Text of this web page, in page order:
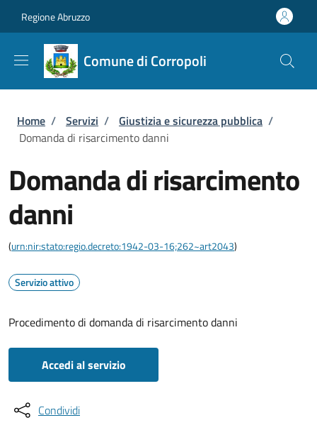
Regione Abruzzo
Comune di Corropoli
Briciole di pane
Home / Servizi / Giustizia e sicurezza pubblica /
Domanda di risarcimento danni
Domanda di risarcimento
danni
(urn:nir:stato:regio.decreto:1942-03-16;262~art2043)
Servizio attivo
Procedimento di domanda di risarcimento danni
Accedi al servizio
Condividi